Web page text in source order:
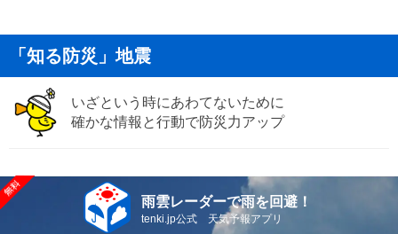
「知る防災」地震
いざという時にあわてないために
確かな情報と行動で防災力アップ
雨雲レーダーで雨を回避！
tenki.jp公式 天気予報アプリ